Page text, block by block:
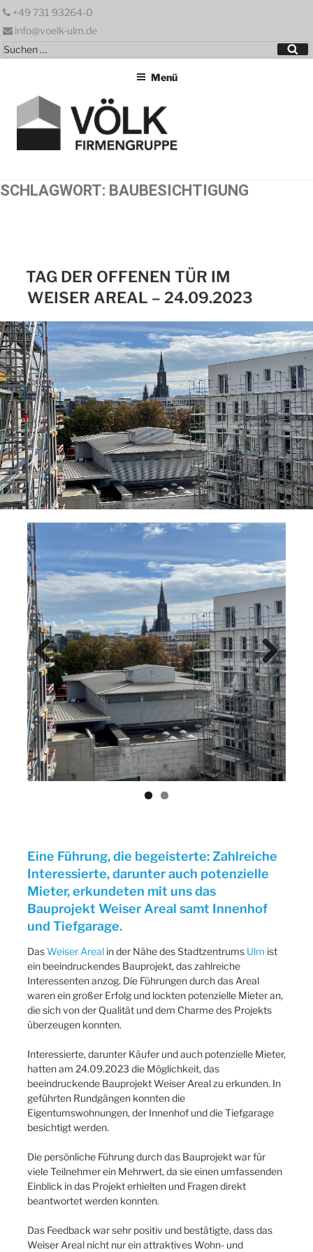
Zum
springen
+49 731 93264-0
info@voelk-ulm.de
Suchen
nach:
Menü
SCHLAGWORT: BAUBESICHTIGUNG
TAG DER OFFENEN TÜR IM
WEISER AREAL – 24.09.2023
Previ
ous
Next
Eine Führung, die begeisterte: Zahlreiche
Interessierte, darunter auch potenzielle
Mieter, erkundeten mit uns das
Bauprojekt Weiser Areal samt Innenhof
und Tiefgarage.
DasWeiser Areal in der Nähe des Stadtzentrums Ulm ist
ein beeindruckendes Bauprojekt, das zahlreiche
Interessenten anzog. Die Führungen durch das Areal
waren ein großer Erfolg und lockten potenzielle Mieter an,
die sich von der Qualität und dem Charme des Projekts
überzeugen konnten.
Interessierte, darunter Käufer und auch potenzielle Mieter,
hatten am 24.09.2023 die Möglichkeit, das
beeindruckende Bauprojekt Weiser Areal zu erkunden. In
geführten Rundgängen konnten die
Eigentumswohnungen, der Innenhof und die Tiefgarage
besichtigt werden.
Die persönliche Führung durch das Bauprojekt war für
viele Teilnehmer ein Mehrwert, da sie einen umfassenden
Einblick in das Projekt erhielten und Fragen direkt
beantwortet werden konnten.
Das Feedback war sehr positiv und bestätigte, dass das
Weiser Areal nicht nur ein attraktives Wohn- und